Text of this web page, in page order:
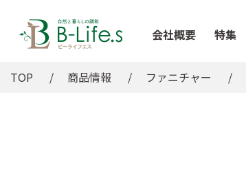
会社概要 特集
TOP 商品情報 ファニチャー